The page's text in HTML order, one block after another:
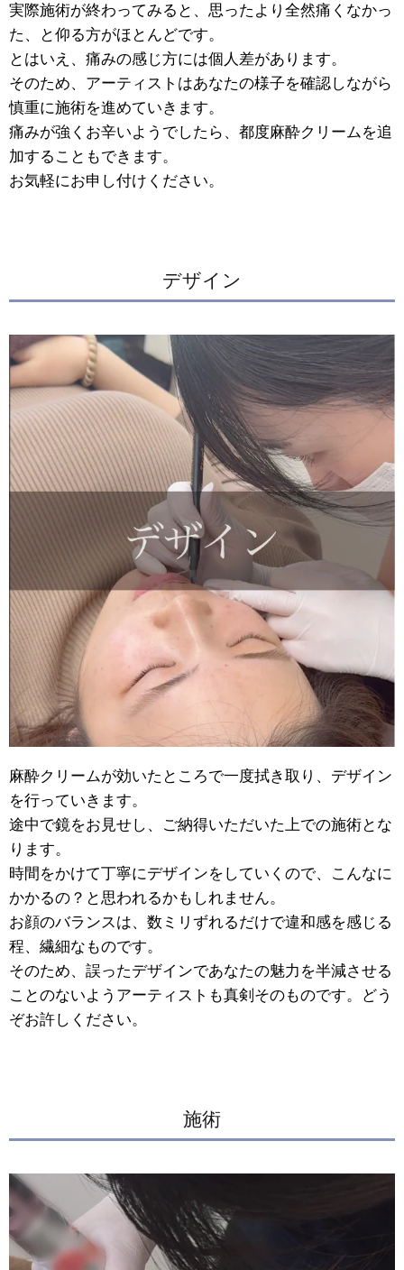
実際施術が終わってみると、思ったより全然痛くなかっ
た、と仰る方がほとんどです。
とはいえ、痛みの感じ方には個人差があります。
そのため、アーティストはあなたの様子を確認しながら
慎重に施術を進めていきます。
痛みが強くお辛いようでしたら、都度麻酔クリームを追
加することもできます。
お気軽にお申し付けください。
デザイン
麻酔クリームが効いたところで一度拭き取り、デザイン
を行っていきます。
途中で鏡をお見せし、ご納得いただいた上での施術とな
ります。
時間をかけて丁寧にデザインをしていくので、こんなに
かかるの？と思われるかもしれません。
お顔のバランスは、数ミリずれるだけで違和感を感じる
程、繊細なものです。
そのため、誤ったデザインであなたの魅力を半減させる
ことのないようアーティストも真剣そのものです。どう
ぞお許しください。
施術